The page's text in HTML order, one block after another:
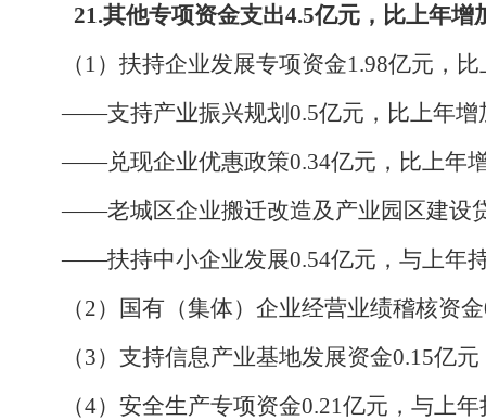
21.其他专项资金支出4.5亿元，比上年增
（ 1 ）扶持企业发展专项资金1.98亿元，比
——支持产业振兴规划 0.5亿元，比上年增
——兑现企业优惠政策0.34亿元，比上年
——老城区企业搬迁改造及产业园区建设
——扶持中小企业发展0.54亿元，与上年
（2）国有（集体）企业经营业绩稽核资金
（3）支持信息产业基地发展资金0.15亿元
（4）安全生产专项资金0.21亿元，与上年